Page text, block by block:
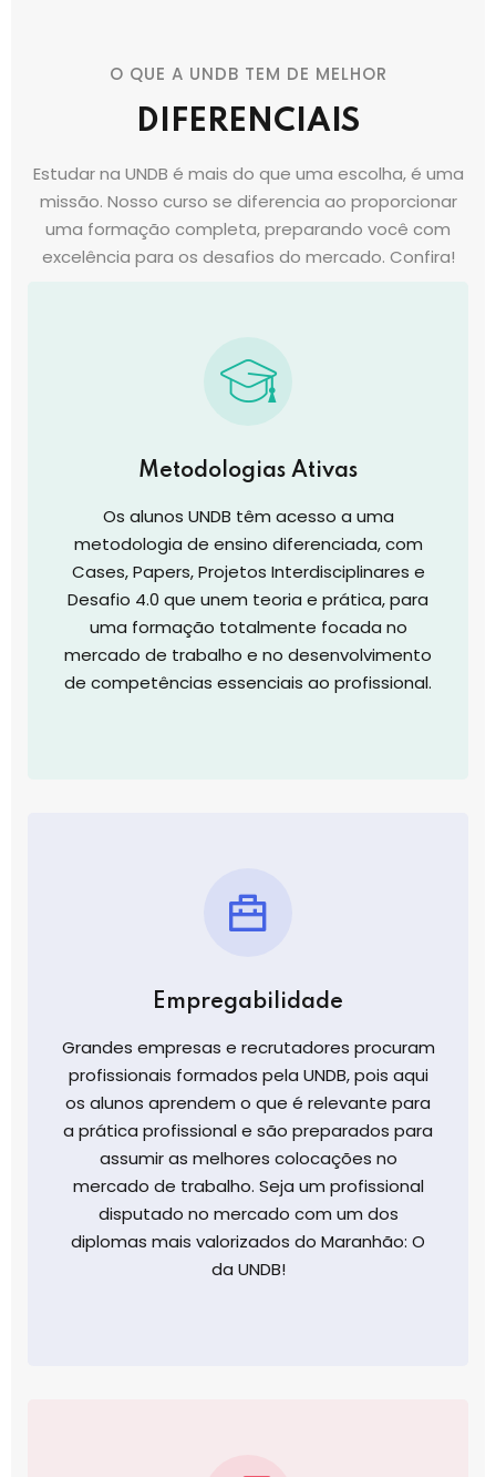
O QUE A UNDB TEM DE MELHOR
DIFERENCIAIS
Estudar na UNDB é mais do que uma escolha, é uma
missão. Nosso curso se diferencia ao proporcionar
uma formação completa, preparando você com
excelência para os desafios do mercado. Confira!
Metodologias Ativas
Os alunos UNDB têm acesso a uma
metodologia de ensino diferenciada, com
Cases, Papers, Projetos Interdisciplinares e
Desafio 4.0 que unem teoria e prática, para
uma formação totalmente focada no
mercado de trabalho e no desenvolvimento
de competências essenciais ao profissional.
Empregabilidade
Grandes empresas e recrutadores procuram
profissionais formados pela UNDB, pois aqui
os alunos aprendem o que é relevante para
a prática profissional e são preparados para
assumir as melhores colocações no
mercado de trabalho. Seja um profissional
disputado no mercado com um dos
diplomas mais valorizados do Maranhão: O
da UNDB!